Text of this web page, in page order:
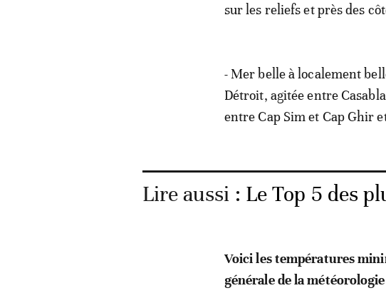
sur les reliefs et près des
- Mer belle à localement
Détroit, agitée entre
entre Cap Sim et Cap Ghir
Lire aussi : Le Top 5 des
Voici les températures
générale de la